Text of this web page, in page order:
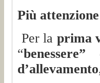
Più
Per la prima
“
d’allevamento